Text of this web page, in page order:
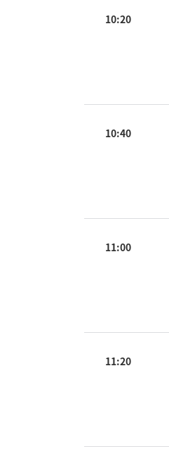
10:20
10:40
11:00
11:20